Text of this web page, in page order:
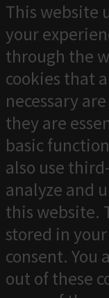
This website
your
through the
cookies that
necessary
they are
basic
also use
analyze and
this website.
stored in
consent. You
out of these